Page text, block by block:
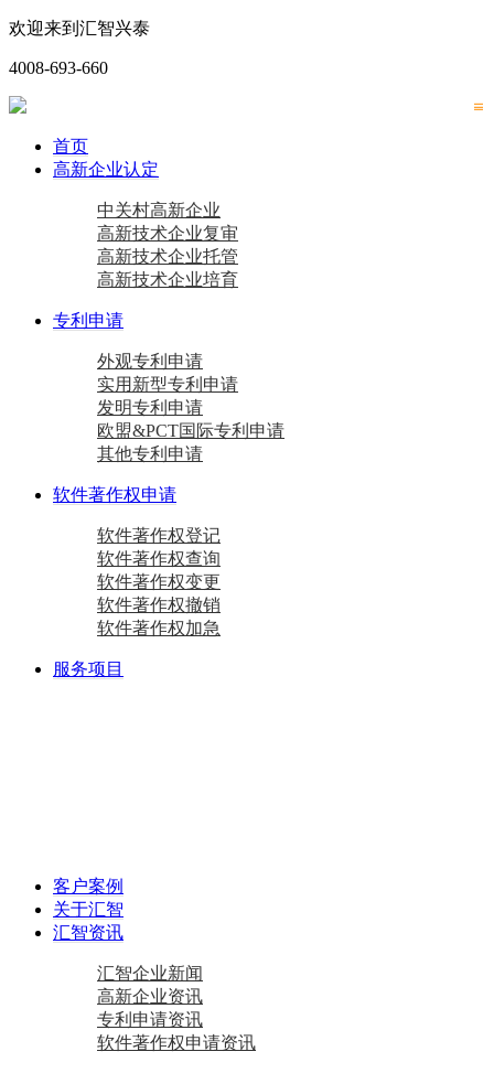
欢迎来到汇智兴泰
4008-693-660
首页
高新企业认定
中关村高新企业
高新技术企业复审
高新技术企业托管
高新技术企业培育
专利申请
外观专利申请
实用新型专利申请
发明专利申请
欧盟&PCT国际专利申请
其他专利申请
软件著作权申请
软件著作权登记
软件著作权查询
软件著作权变更
软件著作权撤销
软件著作权加急
服务项目
客户案例
关于汇智
汇智资讯
汇智企业新闻
高新企业资讯
专利申请资讯
软件著作权申请资讯